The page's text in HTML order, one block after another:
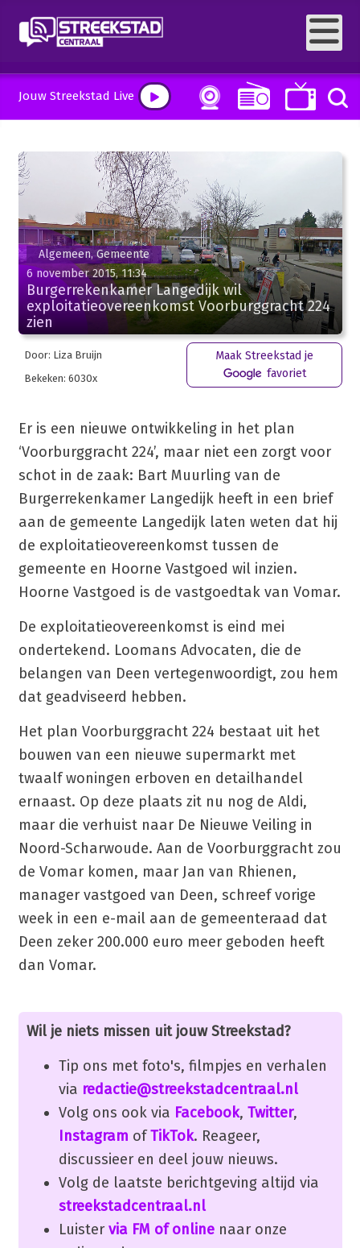
Jouw Streekstad Live
Algemeen, Gemeente
6 november 2015, 11:34
Burgerrekenkamer Langedijk wil
exploitatieovereenkomst Voorburggracht 224
zien
Door: Liza Bruijn
Bekeken: 6030x
Maak Streekstad je
favoriet
Er is een nieuwe ontwikkeling in het plan
‘Voorburggracht 224’, maar niet een zorgt voor
schot in de zaak: Bart Muurling van de
Burgerrekenkamer Langedijk heeft in een brief
aan de gemeente Langedijk laten weten dat hij
de exploitatieovereenkomst tussen de
gemeente en Hoorne Vastgoed wil inzien.
Hoorne Vastgoed is de vastgoedtak van Vomar.
De exploitatieovereenkomst is eind mei
ondertekend. Loomans Advocaten, die de
belangen van Deen vertegenwoordigt, zou hem
dat geadviseerd hebben.
Het plan Voorburggracht 224 bestaat uit het
bouwen van een nieuwe supermarkt met
twaalf woningen erboven en detailhandel
ernaast. Op deze plaats zit nu nog de Aldi,
maar die verhuist naar De Nieuwe Veiling in
Noord-Scharwoude. Aan de Voorburggracht zou
de Vomar komen, maar Jan van Rhienen,
manager vastgoed van Deen, schreef vorige
week in een e-mail aan de gemeenteraad dat
Deen zeker 200.000 euro meer geboden heeft
dan Vomar.
Wil je niets missen uit jouw Streekstad?
Tip ons met foto's, filmpjes en verhalen
via redactie@streekstadcentraal.nl
Volg ons ook via Facebook, Twitter,
Instagram ofTikTok. Reageer,
discussieer en deel jouw nieuws.
Volg de laatste berichtgeving altijd via
streekstadcentraal.nl
Luister via FM of onlinenaar onze